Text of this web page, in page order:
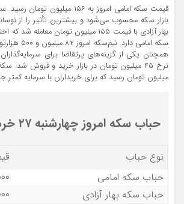
قیمت سکه امامی امروز به ۱۵۶
بازار سکه محسوب می‌شود و بیشترین تأثیر را از
بهار آزادی با قیمت ۱۵۵ میلیون تومان
سکه امامی
همچنان یکی از گزینه‌های پرتقاضا برای
میلیون تومان رسید که برای خریداران با سرمایه کمتر
حباب سکه امروز چهارشنبه ۲۷ خرداد ۱۴۰۵
نوع حباب
حباب سکه امامی
حباب سکه بهار آزادی